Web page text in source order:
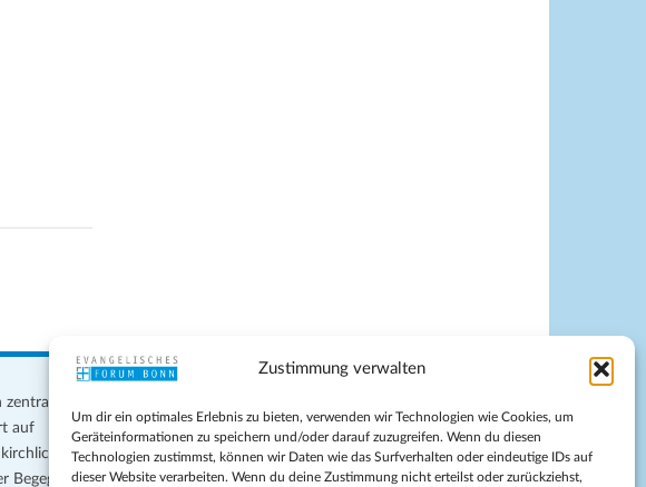
Zustimmung verwalten
Um dir ein optimales Erlebnis zu bieten, verwenden wir Technologien wie Cookies, um
Geräteinformationen zu speichern und/oder darauf zuzugreifen. Wenn du diesen
Technologien zustimmst, können wir Daten wie das Surfverhalten oder eindeutige IDs auf
dieser Website verarbeiten. Wenn du deine Zustimmung nicht erteilst oder zurückziehst,
auf
Begegnung
Datenschutz
Teilnahmebedingungen
Evangelische Kirche in Bonn